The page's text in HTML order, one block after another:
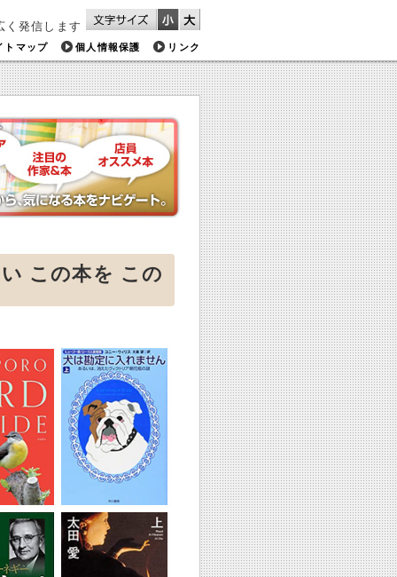
く発信します
トマップ 個人情報保護 リンク
この本を この